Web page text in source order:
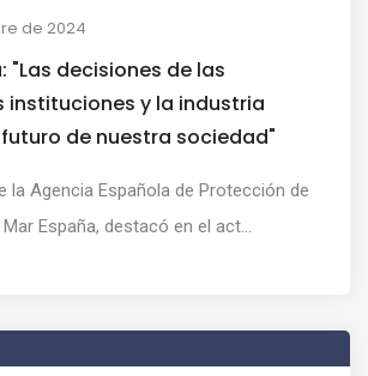
de 2024
"Las decisiones de las
instituciones y la industria
de nuestra sociedad"
la Agencia Española de Protección de
España, destacó en el act...